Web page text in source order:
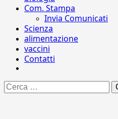
Com. Stampa
Invia Comunicati
Scienza
alimentazione
vaccini
Contatti
Ricerca
per: